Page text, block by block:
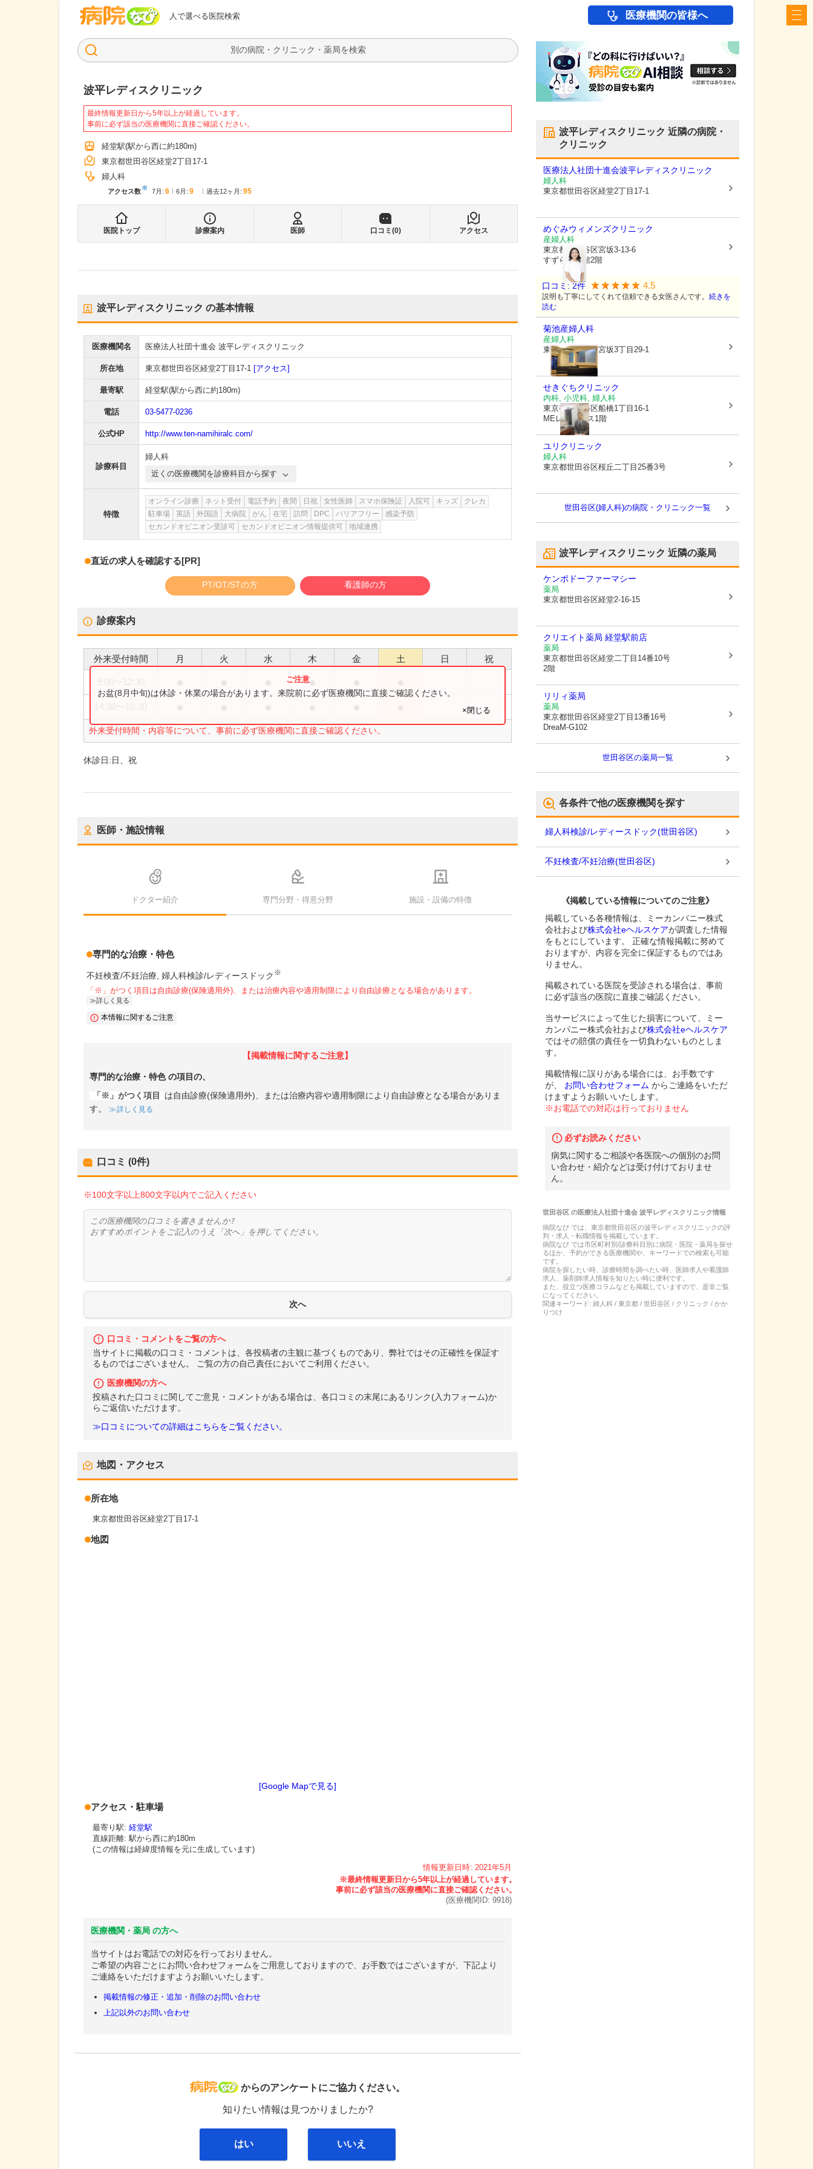
人で選べる医院検索
病院なび 医療機関の皆様へ
検索
波平レディスクリニック
最終情報更新日から5年以上が経過しています。
事前に必ず該当の医療機関に直接ご確認ください。
経堂駅(駅から西に約180m)
東京都世田谷区経堂2丁目17-1
婦人科
アクセス数※ 7月 : 6 6月 : 9 過去12ヶ月: 95
医院トップ 診療案内 医師 口コミ(0) アクセス
波平レディスクリニック の基本情報
医療機関名 医療法人社団十進会 波平レディスクリニック
所在地 東京都世田谷区経堂2丁目17-1 [アクセス]
最寄駅 経堂駅(駅から西に約180m)
電話 03-5477-0236
公式HP http://www.ten-namihiralc.com/
診療科目
婦人科
近くの医療機関を診療科目から探す
特徴
オンライン診療 ネット受付 電話予約 夜間 日祝 女性医師 スマホ保険証 入院可 キッズ
クレカ
駐車場
英語 外国語 大病院 がん 在宅 訪問 DPC バリアフリー
感染予防
セカンドオピニオン受診可
セカンドオピニオン情報提供可 地域連携
直近の求人を確認する[PR]
PT/OT/STの方 看護師の方
診療案内
外来受付時間 月 火 水 木 金 土 日 祝
●
外来受付時間・内容等について、事前に必ず医療機関に直接ご確認ください。
お盆(8月中旬)は休診・休業の場合があります。来院前に必ず医療機関に直接ご確認ください。
×閉じる
休診日:日、祝
医師・施設情報
ドクター紹介 専門分野・得意分野 施設・設備の特徴
専門的な治療・特色
不妊検査/不妊治療 婦人科検診/レディースドック ※
「※」がつく項目は自由診療(保険適用外)、または治療内容や適用制限により自由診療となる場合があります。
詳しく見る
本情報に関するご注意
【掲載情報に関するご注意】
専門的な治療・特色の項目の、
「※」がつく項目
は自由診療(保険適用外)、または治療内容や適用制限により自由診療となる場合がありま
す。
詳しく見る
口コミ (0件)
※100文字以上800文字以内でご記入ください
口コミ・コメントをご覧の方へ
当サイトに掲載の口コミ・コメントは、各投稿者の主観に基づくものであり、弊社ではその正確性を保証す
るものではございません。 ご覧の方の自己責任においてご利用ください。
医療機関の方へ
投稿された口コミに関してご意見・コメントがある場合は、各口コミの末尾にあるリンク(入力フォーム)か
らご返信いただけます。
≫口コミについての詳細はこちらをご覧ください。
地図・アクセス
所在地
東京都世田谷区経堂2丁目17-1
地図
[Google Mapで見る]
アクセス・駐車場
最寄り駅: 経堂駅
直線距離: 駅から西に約180m
(この情報は経緯度情報を元に生成しています)
情報更新日時: 2021年5月
(医療機関ID: 9918)
医療機関・薬局 の方へ
当サイトはお電話での対応を行っておりません。
ご希望の内容ごとにお問い合わせフォームをご用意しておりますので、お手数ではございますが、下記より
ご連絡をいただけますようお願いいたします。
掲載情報の修正・追加・削除のお問い合わせ
上記以外のお問い合わせ
病院なび
からのアンケートにご協力ください。
知りたい情報は見つかりましたか?
はい いいえ
波平レディスクリニック 近隣の病院・
クリニック
医療法人社団十進会波平レディスクリニック
婦人科
東京都世田谷区経堂2丁目17-1
めぐみウィメンズクリニック
産婦人科
東京都世田谷区宮坂3-13-6
すずらん会館2階
口コミ: 2件 4.5
説明も丁寧にしてくれて信頼できる女医さんです。 続きを
読む
菊池産婦人科
産婦人科
東京都世田谷区宮坂3丁目29-1
せきぐちクリニック
内科, 小児科, 婦人科
東京都世田谷区船橋1丁目16-1
MEレジデンス1階
ユリクリニック
婦人科
東京都世田谷区桜丘二丁目25番3号
世田谷区(婦人科)の病院・クリニック一覧
波平レディスクリニック 近隣の薬局
ケンポドーファーマシー
薬局
東京都世田谷区経堂2-16-15
クリエイト薬局 経堂駅前店
薬局
東京都世田谷区経堂二丁目14番10号
2階
リリィ薬局
薬局
東京都世田谷区経堂2丁目13番16号
DreaM-G102
世田谷区の薬局一覧
各条件で他の医療機関を探す
婦人科検診/レディースドック(世田谷区)
不妊検査/不妊治療(世田谷区)
《掲載している情報についてのご注意》
掲載している各種情報は、ミーカンパニー株式
会社および株式会社eヘルスケアが調査した情報
をもとにしています。 正確な情報掲載に努めて
おりますが、内容を完全に保証するものではあ
りません。
掲載されている医院を受診される場合は、事前
に必ず該当の医院に直接ご確認ください。
当サービスによって生じた損害について、ミー
カンパニー株式会社および株式会社eヘルスケア
ではその賠償の責任を一切負わないものとしま
す。
掲載情報に誤りがある場合には、お手数です
が、
お問い合わせフォーム からご連絡をいただ
けますようお願いいたします。
※お電話での対応は行っておりません
必ずお読みください
病気に関するご相談や各医院への個別のお問
い合わせ・紹介などは受け付けておりませ
ん。
世田谷区の医療法人社団十進会 波平レディスクリニック情報
病院なび では、 東京都世田谷区の波平レディスクリニックの評
判・求人・転職情報を掲載しています。
病院なび では市区町村別/診療科目別に病院・医院・薬局を探せ
るほか、予約ができる医療機関や、キーワードでの検索も可能
です。
病院を探したい時、診療時間を調べたい時、医師求人や看護師
求人、薬剤師求人情報を知りたい時に便利です。
また、役立つ医療コラムなども掲載していますので、是非ご覧
になってください。
関連キーワード: 婦人科 / 東京都 / 世田谷区 / クリニック / かか
りつけ